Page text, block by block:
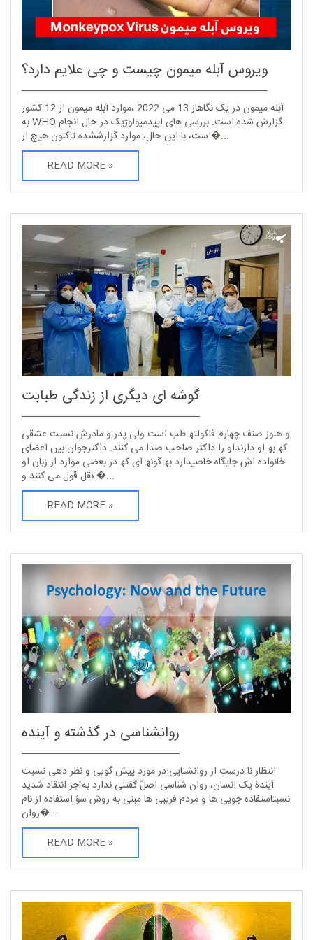
ویروس آبله میمون چیست و چی علایم دارد؟
آبله میمون در یک نگاهاز 13 می 2022 ،موارد آبله میمون از 12 کشور
به WHO گزارش شده است. بررسی های اپیدمیولوژیک در حال انجام
است، با این حال، موارد گزارششده تاکنون هیچ ار�...
READ MORE »
گوشه ای دیگری از زندگی طبابت
و ھنوز صنف چھارم فاکولتھ طب است ولی پدر و مادرش نسبت عشقی
کھ بھ او دارنداو را داکتر صاحب صدا می کنند. داکترجوان بین اعضای
خانواده اش جایگاه خاصیدارد بھ گونھ ای کھ در بعضی موارد از زبان او
نقل قول می کنند و �...
READ MORE »
روانشناسی در گذشته و آینده
انتظار نا درست از روانشنایی:در مورد پیش گویی و نظر دهی نسبت
آیندۀ یک انسان، روان شناسی اصلً گفتنی ندارد به ُجز انتقاد شدید
نسبتاستفاده جویی ها و مردم فریبی ها مبنی به روش سؤ استفاده از نام
روان�...
READ MORE »